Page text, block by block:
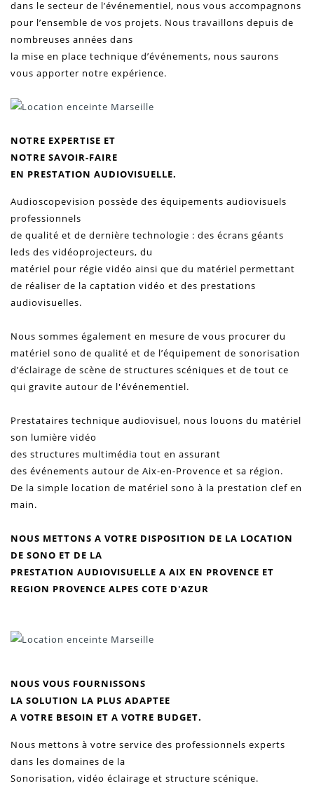
dans le secteur de l’événementiel, nous vous accompagnons
pour l’ensemble de vos projets. Nous travaillons depuis de
nombreuses années dans
la mise en place technique d’événements, nous saurons
vous apporter notre expérience.
NOTRE EXPERTISE ET
NOTRE SAVOIR-FAIRE
EN PRESTATION AUDIOVISUELLE.
Audioscopevision possède des équipements audiovisuels
professionnels
de qualité et de dernière technologie : des écrans géants
leds des vidéoprojecteurs, du
matériel pour régie vidéo ainsi que du matériel permettant
de réaliser de la captation vidéo et des prestations
audiovisuelles.
Nous sommes également en mesure de vous procurer du
matériel sono de qualité et de l’équipement de sonorisation
d’éclairage de scène de structures scéniques et de tout ce
qui gravite autour de l'événementiel.
Prestataires technique audiovisuel, nous louons du matériel
son lumière vidéo
des structures multimédia tout en assurant
des événements autour de Aix-en-Provence et sa région.
De la simple location de matériel sono à la prestation clef en
main.
NOUS METTONS A VOTRE DISPOSITION DE LA LOCATION
DE SONO ET DE LA
PRESTATION AUDIOVISUELLE A AIX EN PROVENCE ET
REGION PROVENCE ALPES COTE D'AZUR
NOUS VOUS FOURNISSONS
LA SOLUTION LA PLUS ADAPTEE
A VOTRE BESOIN ET A VOTRE BUDGET.
Nous mettons à votre service des professionnels experts
dans les domaines de la
Sonorisation, vidéo éclairage et structure scénique.